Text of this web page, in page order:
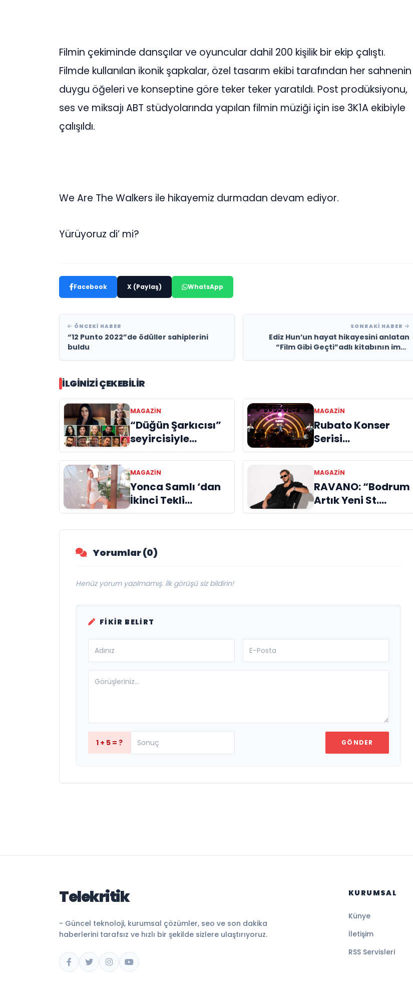
Filmin çekiminde dansçılar ve oyuncular dahil 200 kişilik bir ekip çalıştı.
Filmde kullanılan ikonik şapkalar, özel tasarım ekibi tarafından her sahnenin
duygu öğeleri ve konseptine göre teker teker yaratıldı. Post prodüksiyonu,
ses ve miksajı ABT stüdyolarında yapılan filmin müziği için ise 3K1A ekibiyle
çalışıldı.
We Are The Walkers ile hikayemiz durmadan devam ediyor.
Yürüyoruz di’ mi?
Facebook X (Paylaş) WhatsApp
ÖNCEKI HABER
“12 Punto 2022”de ödüller sahiplerini
buldu
SONRAKI HABER
Ediz Hun’un hayat hikayesini anlatan
“Film Gibi Geçti”adlı kitabının imza
İLGINIZI ÇEKEBILIR
MAGAZIN
“Düğün Şarkıcısı”
seyircisiyle
buluşmak için gün
sayıyor
MAGAZIN
Rubato Konser
Serisi
Müzikseverlerle
Buluşmaya Devam
Ediyor
MAGAZIN
Yonca Samlı ‘dan
İkinci Tekli
“Donacaksın
Sevgilim “
MAGAZIN
RAVANO: “Bodrum
Artık Yeni St.
Tropez Değil, Kendi
Başına Bir
Yorumlar (0)
Henüz yorum yazılmamış. İlk görüşü siz bildirin!
FIKIR BELIRT
1 + 5 = ? GÖNDER
Telekritik
- Güncel teknoloji, kurumsal çözümler, seo ve son dakika
haberlerini tarafsız ve hızlı bir şekilde sizlere ulaştırıyoruz.
KURUMSAL
Künye
İletişim
RSS Servisleri